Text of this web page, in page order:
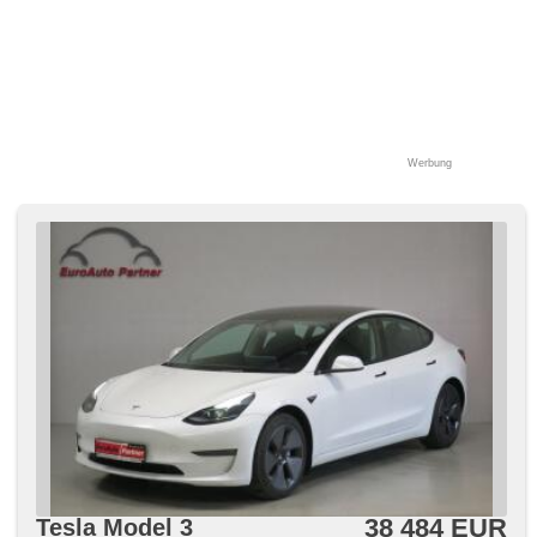
Werbung
Tesla Model 3 38 484 EUR